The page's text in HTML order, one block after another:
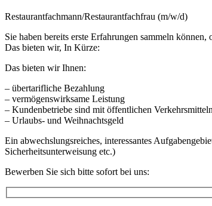
Restaurantfachmann/Restaurantfachfrau (m/w/d)
Sie haben bereits erste Erfahrungen sammeln
Das bieten wir, In Kürze:
Das bieten wir Ihnen:
– übertarifliche Bezahlung
– vermögenswirksame Leistung
– Kundenbetriebe sind mit öffentlichen
– Urlaubs- und Weihnachtsgeld
Ein abwechslungsreiches, interessantes
Sicherheitsunterweisung etc.)
Bewerben Sie sich bitte sofort bei uns: